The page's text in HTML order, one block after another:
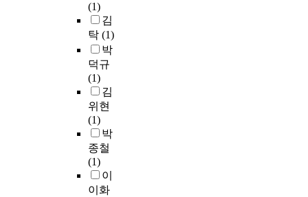
(1)
김
탁 (1)
박
덕규
(1)
김
위현
(1)
박
종철
(1)
이
이화